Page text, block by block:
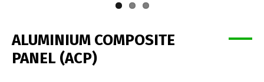
ALUMINIUM COMPOSITE
PANEL (ACP)